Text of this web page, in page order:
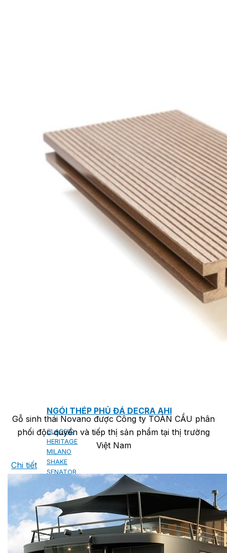
SƠN CHỐNG CHÁY FLAMEBAR BW11
RON CHỐNG CHÁY
KEO ACRYLIC SEALANT
Sản phẩm Kiến trúc
NGÓI BITUM PHỦ ĐÁ IKO
NGÓI THÉP PHỦ ĐÁ DECRA AHI
CLASSIC
HERITAGE
MILANO
SHAKE
SENATOR
CF SLATE
CF SHAKE
CF SHINGLE
CALIBRE
Gỗ sinh thái Novano được Công ty TOÀN CẦU phân
phối độc quyền và tiếp thị sản phẩm tại thị trường
Việt Nam
Chi tiết